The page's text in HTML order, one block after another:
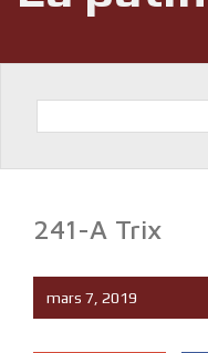
241-A Trix
mars 7, 2019